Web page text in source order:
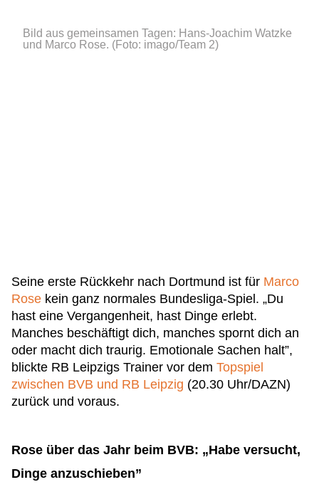
Bild aus gemeinsamen Tagen: Hans-Joachim Watzke
und Marco Rose. (Foto: imago/Team 2)
Seine erste Rückkehr nach Dortmund ist für Marco
Rose kein ganz normales Bundesliga-Spiel. „Du
hast eine Vergangenheit, hast Dinge erlebt.
Manches beschäftigt dich, manches spornt dich an
oder macht dich traurig. Emotionale Sachen halt”,
blickte RB Leipzigs Trainer vor dem Topspiel
zwischen BVB und RB Leipzig (20.30 Uhr/DAZN)
zurück und voraus.
Rose über das Jahr beim BVB: „Habe versucht,
Dinge anzuschieben”